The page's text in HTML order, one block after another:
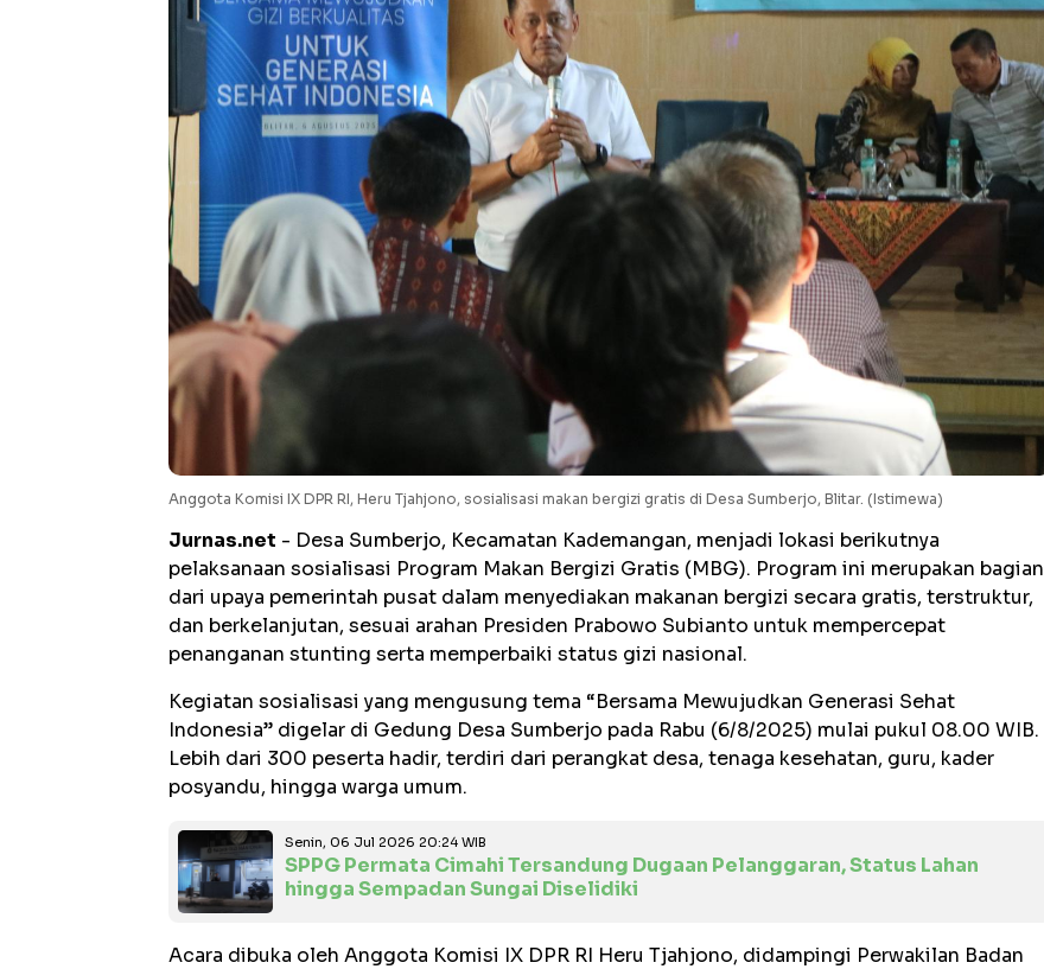
Anggota Komisi IX DPR RI, Heru Tjahjono, sosialisasi makan bergizi gratis di Desa Sumberjo, Blitar. (Istimewa)
Jurnas.net - Desa Sumberjo, Kecamatan Kademangan, menjadi lokasi berikutnya
pelaksanaan sosialisasi Program Makan Bergizi Gratis (MBG). Program ini merupakan bagian
dari upaya pemerintah pusat dalam menyediakan makanan bergizi secara gratis, terstruktur,
dan berkelanjutan, sesuai arahan Presiden Prabowo Subianto untuk mempercepat
penanganan stunting serta memperbaiki status gizi nasional.
Kegiatan sosialisasi yang mengusung tema “Bersama Mewujudkan Generasi Sehat
Indonesia” digelar di Gedung Desa Sumberjo pada Rabu (6/8/2025) mulai pukul 08.00 WIB.
Lebih dari 300 peserta hadir, terdiri dari perangkat desa, tenaga kesehatan, guru, kader
posyandu, hingga warga umum.
Senin, 06 Jul 2026 20:24 WIB
SPPG Permata Cimahi Tersandung Dugaan Pelanggaran, Status Lahan
hingga Sempadan Sungai Diselidiki
Acara dibuka oleh Anggota Komisi IX DPR RI Heru Tjahjono, didampingi Perwakilan Badan